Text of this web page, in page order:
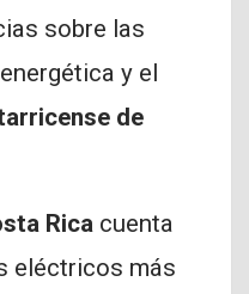
sobre las
y el
de
Rica cuenta
eléctricos más